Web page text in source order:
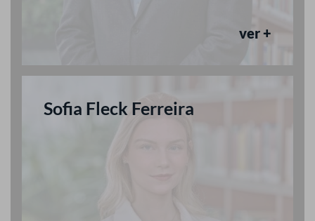
ver +
Sofia Fleck Ferreira